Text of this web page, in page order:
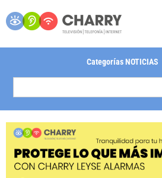
Categorías NOTICIAS